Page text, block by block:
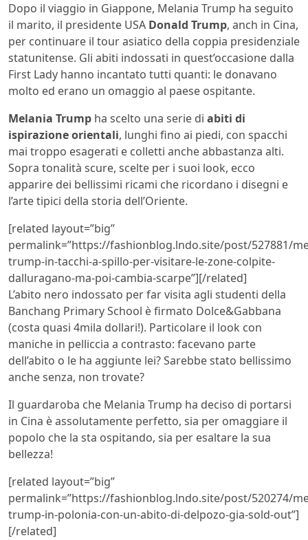
Dopo il viaggio in Giappone, Melania Trump ha seguito
il marito, il presidente USA Donald Trump, anch in Cina,
per continuare il tour asiatico della coppia presidenziale
statunitense. Gli abiti indossati in quest’occasione dalla
First Lady hanno incantato tutti quanti: le donavano
molto ed erano un omaggio al paese ospitante.
Melania Trump ha scelto una serie di abiti di
ispirazione orientali, lunghi fino ai piedi, con spacchi
mai troppo esagerati e colletti anche abbastanza alti.
Sopra tonalità scure, scelte per i suoi look, ecco
apparire dei bellissimi ricami che ricordano i disegni e
l’arte tipici della storia dell’Oriente.
[related layout=”big”
permalink=”https://fashionblog.lndo.site/post/527881/
trump-in-tacchi-a-spillo-per-visitare-le-zone-colpite-
dalluragano-ma-poi-cambia-scarpe”][/related]
L’abito nero indossato per far visita agli studenti della
Banchang Primary School è firmato Dolce&Gabbana
(costa quasi 4mila dollari!). Particolare il look con
maniche in pelliccia a contrasto: facevano parte
dell’abito o le ha aggiunte lei? Sarebbe stato bellissimo
anche senza, non trovate?
Il guardaroba che Melania Trump ha deciso di portarsi
in Cina è assolutamente perfetto, sia per omaggiare il
popolo che la sta ospitando, sia per esaltare la sua
bellezza!
[related layout=”big”
permalink=”https://fashionblog.lndo.site/post/520274/
trump-in-polonia-con-un-abito-di-delpozo-gia-sold-out”]
[/related]